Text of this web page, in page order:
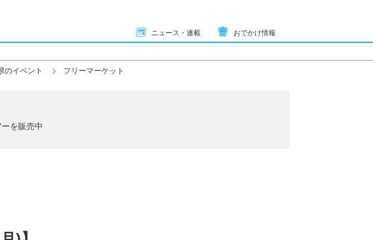
ニュース・連載 おでかけ情報
のイベント フリーマーケット
を販売中